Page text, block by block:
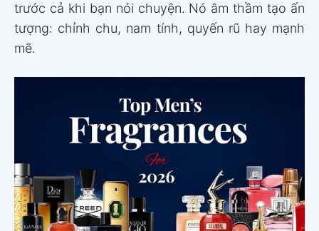
trước cả khi bạn nói chuyện. Nó âm thầm tạo ấn
tượng: chỉnh chu, nam tính, quyến rũ hay mạnh
mẽ.